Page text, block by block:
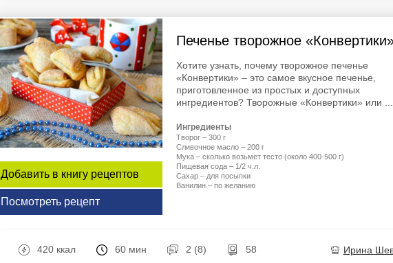
Добавить в книгу рецептов
Посмотреть рецепт
Печенье творожное
Хотите узнать, почему творожное печенье
«Конвертики» – это самое вкусное печенье,
приготовленное из простых и доступных
ингредиентов? Творожные «Конвертики» или ...
Ингредиенты
Творог – 300 г
Сливочное масло – 200 г
Мука – сколько возьмет тесто (около 400-500 г)
Пищевая сода – 1/2 ч.л.
Сахар – для посыпки
Ванилин – по желанию
420 ккал 60 мин 2 (8) 58 Ирина